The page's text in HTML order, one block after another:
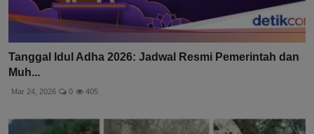
Tanggal Idul Adha 2026: Jadwal Resmi Pemerintah dan
Muh...
Mar 24, 2026 0 405